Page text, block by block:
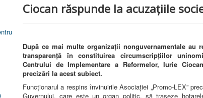
Ciocan răspunde la acuzațiile
După ce mai multe organizații nonguvernamentale au
transparență în constituirea circumscripțiilor
Centrului de Implementare a Reformelor, Iurie
precizări la acest subiect.
Funcționarul a respins învinuirile Asociației „Promo-LEX”
Guvernului, care este un organ politic, să traseze